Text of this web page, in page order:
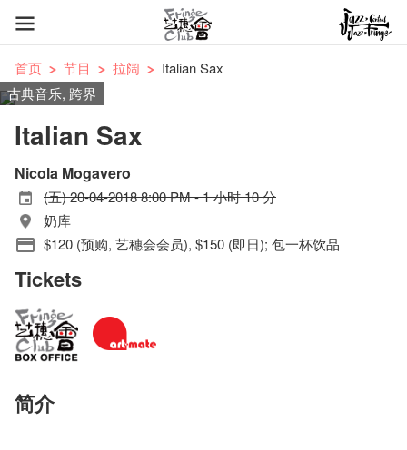
首页 节目 拉阔
Italian Sax
古典音乐, 跨界
Italian Sax
Nicola Mogavero
(五) 20-04-2018 8:00 PM - 1 小时 10 分
奶库
$120 (预购, 艺穗会会员), $150 (即日); 包一杯饮品
Tickets
简介